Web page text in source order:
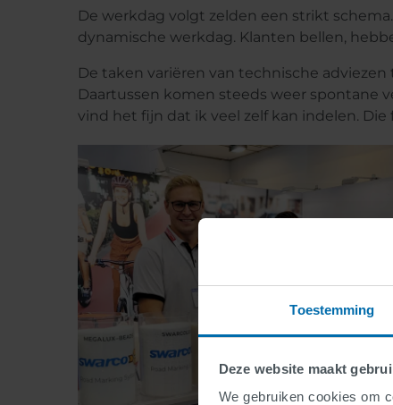
Toestemming
Deze website maakt
We gebruiken cookies om
De werkdag volgt zelden een strikt
dynamische werkdag. Klanten bellen,
De taken variëren van technische
Daartussen komen steeds weer spontane
vind het fijn dat ik veel zelf kan indelen. Die